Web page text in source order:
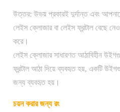
উত্তর: উভয় প্রকারই দুর্দান্ত এবং
লেইস ক্লোজার বা লেইস ফ্রন্টাল বেছে
করে।
লেইস ক্লোজার সাধারণত আঠাবিহীন
ফ্রন্টাল আঠা দিয়ে ব্যবহৃত হয়, একটি
জন্য ব্যবহৃত হয়।
চয়ন করার জন্য রং